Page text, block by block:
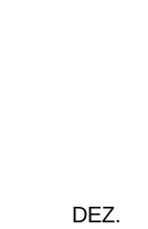
DEZ.